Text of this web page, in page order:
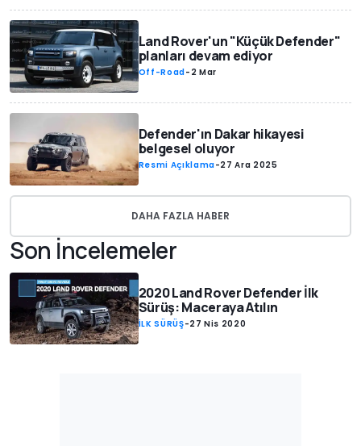
Land Rover'un "Küçük Defender"
planları devam ediyor
Off-Road- 2 Mar
Defender'ın Dakar hikayesi
belgesel oluyor
Resmi Açıklama-27 Ara 2025
DAHA FAZLA HABER
Son İncelemeler
2020 Land Rover Defender İlk
Sürüş: Maceraya Atılın
İLK SÜRÜŞ-27 Nis 2020